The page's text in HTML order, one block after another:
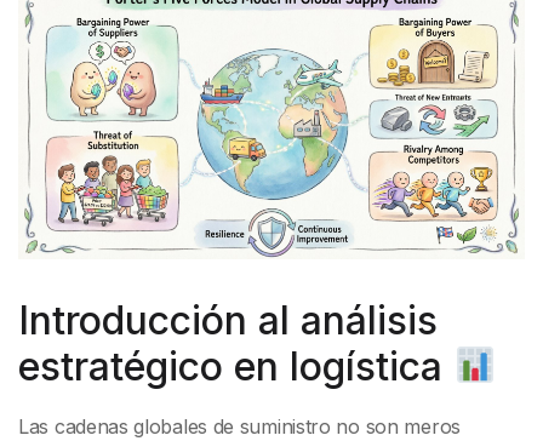
Introducción al análisis
estratégico en logística
Las cadenas globales de suministro no son meros